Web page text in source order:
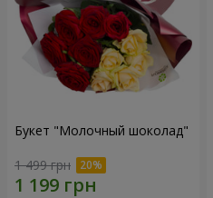
Букет "Молочный шоколад"
1 499 грн